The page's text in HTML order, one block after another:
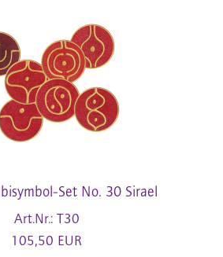
Set No. 30 Sirael
Art.Nr.: T30
105,50 EUR